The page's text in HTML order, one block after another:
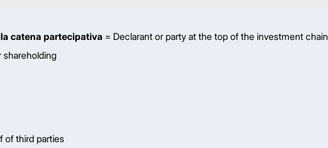
catena partecipativa = Declarant or party at the top of the investment chain
shareholding
of third parties